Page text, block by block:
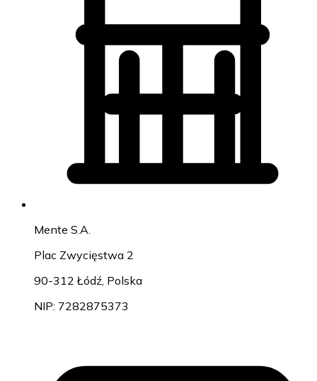
Mente S.A.
Plac Zwycięstwa 2
90-312 Łódź, Polska
NIP: 7282875373